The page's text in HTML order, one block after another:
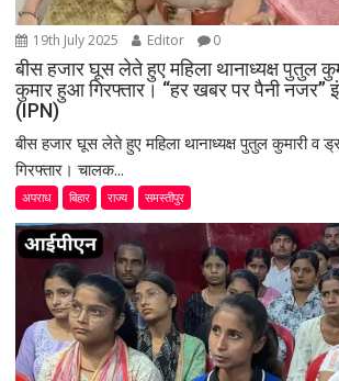
19th July 2025 Editor 0
बीस हजार घूस लेते हुए महिला थानाध्यक्ष पुतुल
कुमार हुआ गिरफ्तार। “हर खबर पर पैनी नजर”
(IPN)
बीस हजार घूस लेते हुए महिला थानाध्यक्ष पुतुल कुमारी व
गिरफ्तार। चालक...
अपराध बिहार राज्य समस्तीपुर